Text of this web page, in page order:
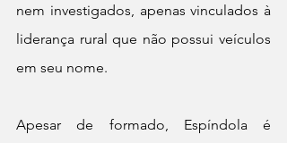
nem investigados, apenas vinculados à
liderança rural que não possui veículos
em seu nome.
Apesar de formado, Espíndola é